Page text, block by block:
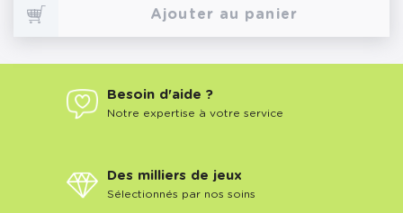
Ajouter au panier
Besoin d'aide ?
Notre expertise à votre service
Des milliers de jeux
Sélectionnés par nos soins